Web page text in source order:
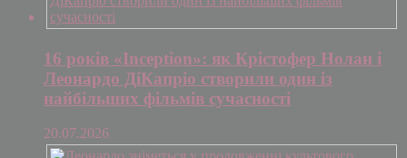
16 років «Inception»: як Крістофер Нолан і
Леонардо ДіКапріо створили один із
найбільших фільмів сучасності
20.07.2026